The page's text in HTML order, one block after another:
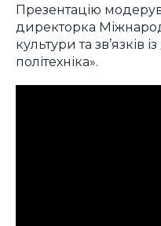
Презентацію
директорка
культури та зв’язків
політехніка».